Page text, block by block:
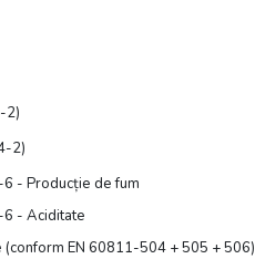
2)
2)
- Producție de fum
6 - Aciditate
EN 60811-504 + 505 + 506)